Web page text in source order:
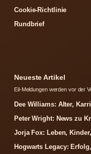
Cookie-Richtlinie
Rundbrief
Neueste Artikel
Eil-Meldungen werden vor der
Dee Williams: Alter,
Peter Wright: News zu
Jorja Fox: Leben,
Hogwarts Legacy: